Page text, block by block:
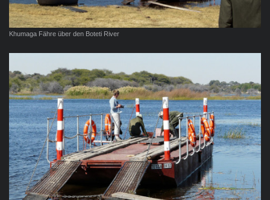
Khumaga Fähre über den Boteti River